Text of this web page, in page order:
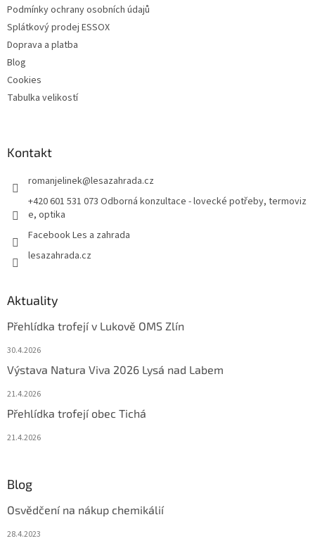
Podmínky ochrany osobních údajů
Splátkový prodej ESSOX
Doprava a platba
Blog
Cookies
Tabulka velikostí
Kontakt
romanjelinek@lesazahrada.cz
+420 601 531 073 Odborná konzultace - lovecké potřeby, termoviz
e, optika
Facebook Les a zahrada
lesazahrada.cz
Aktuality
Přehlídka trofejí v Lukově OMS Zlín
30.4.2026
Výstava Natura Viva 2026 Lysá nad Labem
21.4.2026
Přehlídka trofejí obec Tichá
21.4.2026
Blog
Osvědčení na nákup chemikálií
28.4.2023